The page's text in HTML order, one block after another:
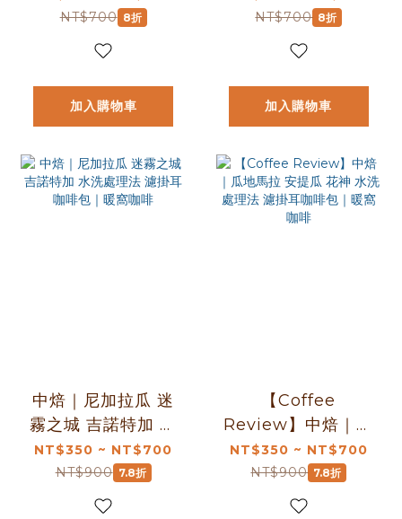
濾掛耳咖啡包｜暖
窩咖啡
NT$700 8折
加入購物車
濾掛耳咖啡包｜暖
窩咖啡
NT$700 8折
加入購物車
中焙｜尼加拉瓜 迷
霧之城 吉諾特加 水
洗處理法 濾掛耳咖
啡包｜暖窩咖啡
NT$350 ~ NT$700
NT$900 7.8折
【Coffee
Review】中焙｜瓜
地馬拉 安提瓜 花神
水洗處理法 濾掛耳
咖啡包｜暖窩咖啡
NT$350 ~ NT$700
NT$900 7.8折